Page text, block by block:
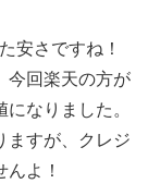
安さですね！
今回楽天の方が
なりました。
ますが、クレジ
よ！